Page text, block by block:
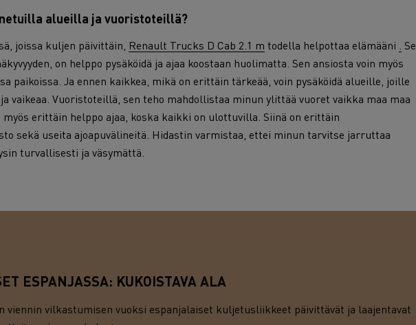
alueilla ja vuoristoteillä?
joissa kuljen päivittäin, Renault Trucks D Cab 2.1 m todella helpottaa elämääni . Se
on helppo pysäköidä ja ajaa koostaan huolimatta. Sen ansiosta voin myös
paikoissa. Ja ennen kaikkea, mikä on erittäin tärkeää, voin pysäköidä alueille, joille
vaikeaa. Vuoristoteillä, sen teho mahdollistaa minun ylittää vuoret vaikka maa maa
erittäin helppo ajaa, koska kaikki on ulottuvilla. Siinä on erittäin
sekä useita ajoapuvälineitä. Hidastin varmistaa, ettei minun tarvitse jarruttaa
turvallisesti ja väsymättä.
ESPANJASSA: KUKOISTAVA ALA
viennin vilkastumisen vuoksi espanjalaiset kuljetusliikkeet päivittävät ja laajentavat